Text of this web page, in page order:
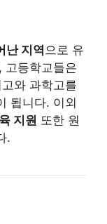
난 지역 으로 유
고등학교들은
와 과학고를
됩니다. 이외
지원 또한 원
.